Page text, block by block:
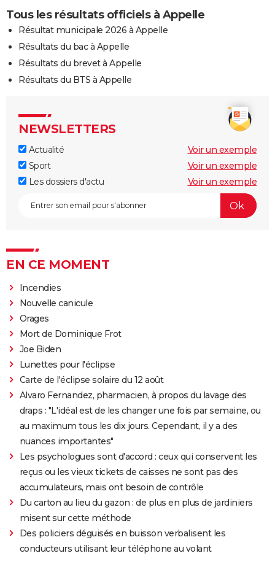
Tous les résultats officiels à Appelle
Résultat municipale 2026 à Appelle
Résultats du bac à Appelle
Résultats du brevet à Appelle
Résultats du BTS à Appelle
NEWSLETTERS
Actualité
Voir un exemple
Sport
Voir un exemple
Les dossiers d'actu
Voir un exemple
EN CE MOMENT
Incendies
Nouvelle canicule
Orages
Mort de Dominique Frot
Joe Biden
Lunettes pour l'éclipse
Carte de l'éclipse solaire du 12 août
Alvaro Fernandez, pharmacien, à propos du lavage des
draps : "L'idéal est de les changer une fois par semaine, ou
au maximum tous les dix jours. Cependant, il y a des
nuances importantes"
Les psychologues sont d'accord : ceux qui conservent les
reçus ou les vieux tickets de caisses ne sont pas des
accumulateurs, mais ont besoin de contrôle
Du carton au lieu du gazon : de plus en plus de jardiniers
misent sur cette méthode
Des policiers déguisés en buisson verbalisent les
conducteurs utilisant leur téléphone au volant